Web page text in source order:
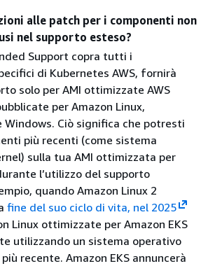
alle patch per i componenti non
nel supporto esteso?
Support copra tutti i
di Kubernetes AWS, fornirà
solo per AMI ottimizzate AWS
per Amazon Linux,
Ciò significa che potresti
più recenti (come sistema
sulla tua AMI ottimizzata per
l’utilizzo del supporto
quando Amazon Linux 2
fine del suo ciclo di vita, nel 2025
Linux ottimizzate per Amazon EKS
utilizzando un sistema operativo
recente. Amazon EKS annuncerà